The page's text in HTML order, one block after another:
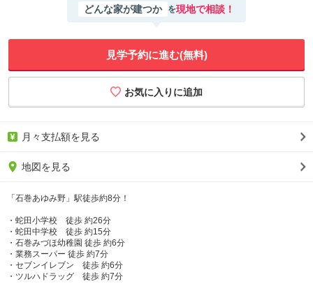
どんな家が建つか を現地で相談！
見学予約に進む(無料)
月々支払額を見る
地図を見る
「石巻あゆみ野」駅徒歩約8分！
・蛇田小学校 徒歩 約26分
・蛇田中学校 徒歩 約15分
・石巻みづほ幼稚園 徒歩 約6分
・業務スーパー 徒歩 約7分
・セブンイレブン 徒歩 約6分
・ツルハドラッグ 徒歩 約7分